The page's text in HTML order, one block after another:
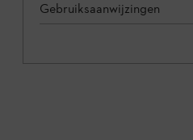
Gebruiksaanwijzingen